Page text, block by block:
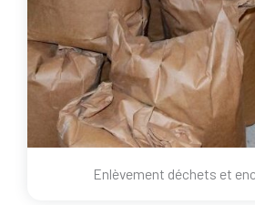
Enlèvement déchets et